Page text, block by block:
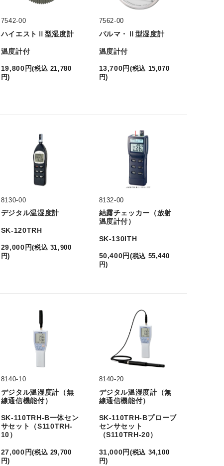
7542-00
ハイエストⅡ型湿度計
温度計付
19,800 円(税込 21,780
円)
7562-00
パルマ・Ⅱ型湿度計
温度計付
13,700円 (税込 15,070
円)
8130-00
デジタル温湿度計
SK-120TRH
29,000 円(税込 31,900
円)
8132-00
結露チェッカー（放射
温度計付）
SK-130ITH
50,400円 (税込 55,440
円)
8140-10
デジタル温湿度計（無
線通信機能付）
SK-110TRH-B一体セン
サセット（S110TRH-
10）
27,000 円(税込 29,700
円)
8140-20
デジタル温湿度計（無
線通信機能付）
SK-110TRH-Bプローブ
センサセット
（S110TRH-20）
31,000円 (税込 34,100
円)